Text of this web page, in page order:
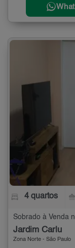
4 quartos
Sobrado à Venda
Jardim Carlu
Zona Norte - São Paulo